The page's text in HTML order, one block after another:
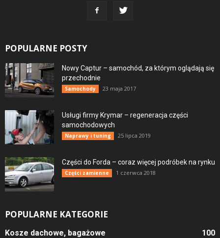
POPULARNE POSTY
Nowy Captur – samochód, za którym oglądają się
przechodnie
Samochody 23 maja 2017
Usługi firmy Krymar – regeneracja części
samochodowych
Naprawy i tuning 25 lipca 2019
Części do Forda – coraz więcej podróbek na rynku
Części zamienne 1 czerwca 2018
POPULARNE KATEGORIE
Kosze dachowe, bagażowe 100